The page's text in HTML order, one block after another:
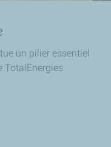
un pilier essentiel
TotalEnergies